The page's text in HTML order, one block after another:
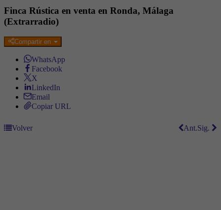
Finca Rústica en venta en Ronda, Málaga
(Extrarradio)
Compartir en
WhatsApp
Facebook
X
LinkedIn
Email
Copiar URL
Volver Sig.
Ant.